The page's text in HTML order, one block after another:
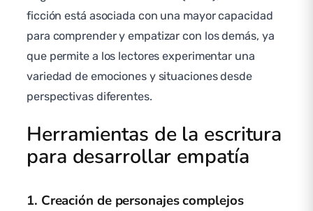
ficción está asociada con una mayor capacidad
para comprender y empatizar con los demás, ya
que permite a los lectores experimentar una
variedad de emociones y situaciones desde
perspectivas diferentes.
Herramientas de la escritura
para desarrollar empatía
1. Creación de personajes complejos